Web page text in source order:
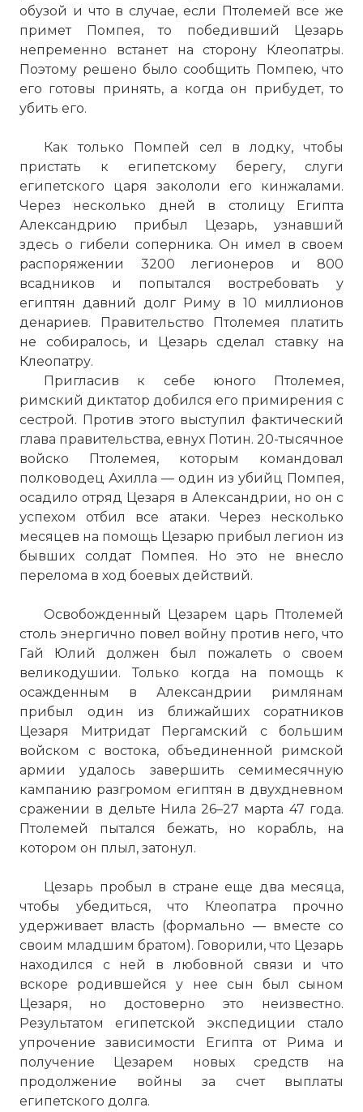
обузой и что в случае, если Птолемей все же
примет Помпея, то победивший Цезарь
непременно встанет на сторону Клеопатры.
Поэтому решено было сообщить Помпею, что
его готовы принять, а когда он прибудет, то
убить его.
Как только Помпей сел в лодку, чтобы
пристать к египетскому берегу, слуги
египетского царя закололи его кинжалами.
Через несколько дней в столицу Египта
Александрию прибыл Цезарь, узнавший
здесь о гибели соперника. Он имел в своем
распоряжении 3200 легионеров и 800
всадников и попытался востребовать у
египтян давний долг Риму в 10 миллионов
денариев. Правительство Птолемея платить
не собиралось, и Цезарь сделал ставку на
Клеопатру.
Пригласив к себе юного Птолемея,
римский диктатор добился его примирения с
сестрой. Против этого выступил фактический
глава правительства, евнух Потин. 20-тысячное
войско Птолемея, которым командовал
полководец Ахилла — один из убийц Помпея,
осадило отряд Цезаря в Александрии, но он с
успехом отбил все атаки. Через несколько
месяцев на помощь Цезарю прибыл легион из
бывших солдат Помпея. Но это не внесло
перелома в ход боевых действий.
Освобожденный Цезарем царь Птолемей
столь энергично повел войну против него, что
Гай Юлий должен был пожалеть о своем
великодушии. Только когда на помощь к
осажденным в Александрии
римлянам
прибыл один из ближайших соратников
Цезаря Митридат Пергамский с большим
войском с востока, объединенной римской
армии удалось завершить семимесячную
кампанию разгромом египтян в двухдневном
сражении в дельте Нила 26–27 марта 47 года.
Птолемей пытался бежать, но корабль, на
котором он плыл, затонул.
Цезарь пробыл в стране еще два месяца,
чтобы убедиться, что Клеопатра прочно
удерживает власть (формально — вместе со
своим младшим братом). Говорили, что Цезарь
находился с ней в любовной связи и что
вскоре родившейся у нее сын был сыном
Цезаря, но достоверно это неизвестно.
Результатом египетской экспедиции стало
упрочение зависимости Египта от Рима и
получение Цезарем новых средств на
продолжение войны за счет выплаты
египетского долга.